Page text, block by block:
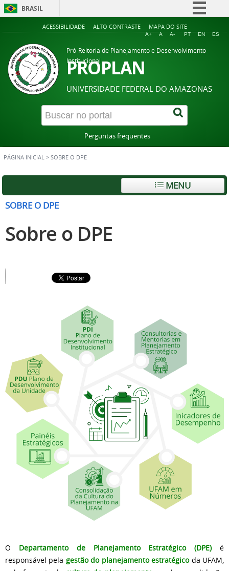
BRASIL
Simplifique!
Acesso à informação
Legislação
Canais
ACESSIBILIDADE ALTO CONTRASTE MAPA DO SITE
A+ A A- PT EN ES
Pró-Reitoria de Planejamento e Desenvolvimento
Institucional
PROPLAN
UNIVERSIDADE FEDERAL DO AMAZONAS
Perguntas frequentes
PÁGINA INICIAL > SOBRE O DPE
MENU
SOBRE O DPE
Sobre o DPE
O Departamento de Planejamento Estratégico (DPE)é
responsável pela gestão do planejamento estratégico da UFAM,